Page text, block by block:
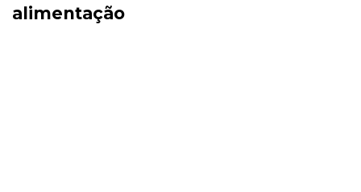
alimentação